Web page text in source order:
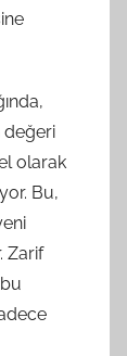
değeri
olarak
Bu,
Zarif